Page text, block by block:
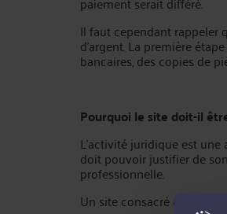
Il faut cependant rappeler
d’argent. La première
bancaires, des copies de
Pourquoi le site doit-il
L’activité juridique est
doit pouvoir justifier de
professionnelle.
Un site consacré à la